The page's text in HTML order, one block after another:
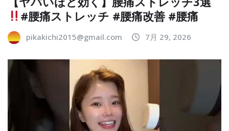
#腰痛ストレッチ #腰痛改善 #腰痛
pikakichi2015@gmail.com 7月 29, 2026